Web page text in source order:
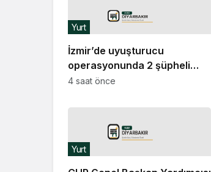
İzmir’de uyuşturucu
operasyonunda 2 şüpheli
tutuklandı
Yurt
4 saat önce
Yurt